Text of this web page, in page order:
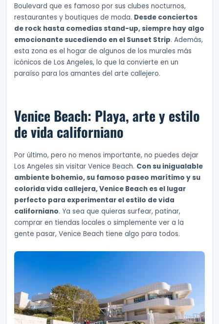
Boulevard que es famoso por sus clubes nocturnos,
restaurantes y boutiques de moda. Desde conciertos
de rock hasta comedias stand-up, siempre hay algo
emocionante sucediendo en el Sunset Strip. Además,
esta zona es el hogar de algunos de los murales más
icónicos de Los Angeles, lo que la convierte en un
paraíso para los amantes del arte callejero.
Venice Beach: Playa, arte y estilo
de vida californiano
Por último, pero no menos importante, no puedes dejar
Los Angeles sin visitar Venice Beach. Con su inigualable
ambiente bohemio, su famoso paseo marítimo y su
colorida vida callejera, Venice Beach es el lugar
perfecto para experimentar el estilo de vida
californiano. Ya sea que quieras surfear, patinar,
comprar en tiendas locales o simplemente ver a la
gente pasar, Venice Beach tiene algo para todos.